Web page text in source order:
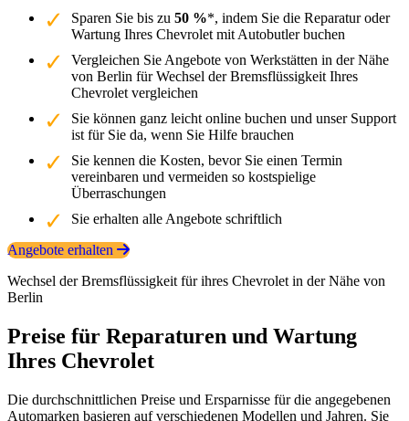
Sparen Sie bis zu 50 %*, indem Sie die Reparatur oder
Wartung Ihres Chevrolet mit Autobutler buchen
Vergleichen Sie Angebote von Werkstätten in der Nähe
von Berlin für Wechsel der Bremsflüssigkeit Ihres
Chevrolet vergleichen
Sie können ganz leicht online buchen und unser Support
ist für Sie da, wenn Sie Hilfe brauchen
Sie kennen die Kosten, bevor Sie einen Termin
vereinbaren und vermeiden so kostspielige
Überraschungen
Sie erhalten alle Angebote schriftlich
Angebote erhalten
Wechsel der Bremsflüssigkeit für ihres Chevrolet in der Nähe von
Berlin
Preise für Reparaturen und Wartung
Ihres Chevrolet
Die durchschnittlichen Preise und Ersparnisse für die angegebenen
Automarken basieren auf verschiedenen Modellen und Jahren. Sie